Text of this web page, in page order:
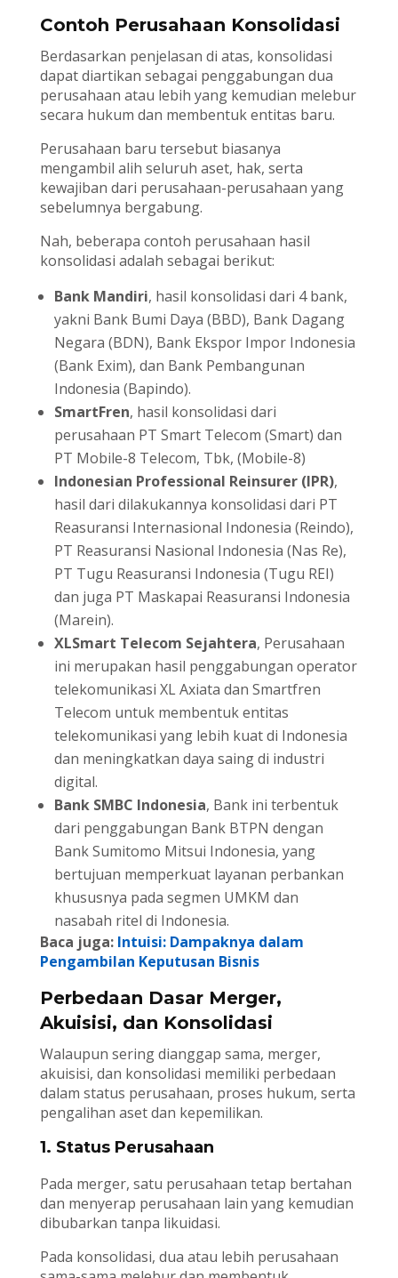
Contoh Perusahaan Konsolidasi
Berdasarkan penjelasan di atas, konsolidasi
dapat diartikan sebagai penggabungan dua
perusahaan atau lebih yang kemudian melebur
secara hukum dan membentuk entitas baru.
Perusahaan baru tersebut biasanya
mengambil alih seluruh aset, hak, serta
kewajiban dari perusahaan-perusahaan yang
sebelumnya bergabung.
Nah, beberapa contoh perusahaan hasil
konsolidasi adalah sebagai berikut:
Bank Mandiri, hasil konsolidasi dari 4 bank,
yakni Bank Bumi Daya (BBD), Bank Dagang
Negara (BDN), Bank Ekspor Impor Indonesia
(Bank Exim), dan Bank Pembangunan
Indonesia (Bapindo).
SmartFren, hasil konsolidasi dari
perusahaan PT Smart Telecom (Smart) dan
PT Mobile-8 Telecom, Tbk, (Mobile-8)
Indonesian Professional Reinsurer (IPR),
hasil dari dilakukannya konsolidasi dari PT
Reasuransi Internasional Indonesia (Reindo),
PT Reasuransi Nasional Indonesia (Nas Re),
PT Tugu Reasuransi Indonesia (Tugu REI)
dan juga PT Maskapai Reasuransi Indonesia
(Marein).
XLSmart Telecom Sejahtera, Perusahaan
ini merupakan hasil penggabungan operator
telekomunikasi XL Axiata dan Smartfren
Telecom untuk membentuk entitas
telekomunikasi yang lebih kuat di Indonesia
dan meningkatkan daya saing di industri
digital.
Bank SMBC Indonesia, Bank ini terbentuk
dari penggabungan Bank BTPN dengan
Bank Sumitomo Mitsui Indonesia, yang
bertujuan memperkuat layanan perbankan
khususnya pada segmen UMKM dan
nasabah ritel di Indonesia.
Baca juga: Intuisi: Dampaknya dalam
Pengambilan Keputusan Bisnis
Perbedaan Dasar Merger,
Akuisisi, dan Konsolidasi
Walaupun sering dianggap sama, merger,
akuisisi, dan konsolidasi memiliki perbedaan
dalam status perusahaan, proses hukum, serta
pengalihan aset dan kepemilikan.
1. Status Perusahaan
Pada merger, satu perusahaan tetap bertahan
dan menyerap perusahaan lain yang kemudian
dibubarkan tanpa likuidasi.
Pada konsolidasi, dua atau lebih perusahaan